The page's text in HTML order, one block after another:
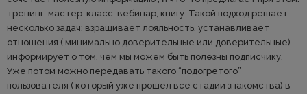
тренинг, мастер-класс, вебинар, книгу. Такой подход решает
несколько задач: взращивает лояльность, устанавливает
отношения ( минимально доверительные или доверительные)
информирует о том, чем мы можем быть полезны подписчику.
Уже потом можно передавать такого “подогретого”
пользователя ( который уже прошел все стадии знакомства) в